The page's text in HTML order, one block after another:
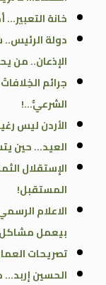
خانهُ التعبير…
دولة
الإذعان.. من
جرائم
الشرعيُّ…!
الأردن ليس
العيد… حين
الإستقلال
المستقبل!
الاعلام
بيعمل مشاكل
تصريحات
الحسين